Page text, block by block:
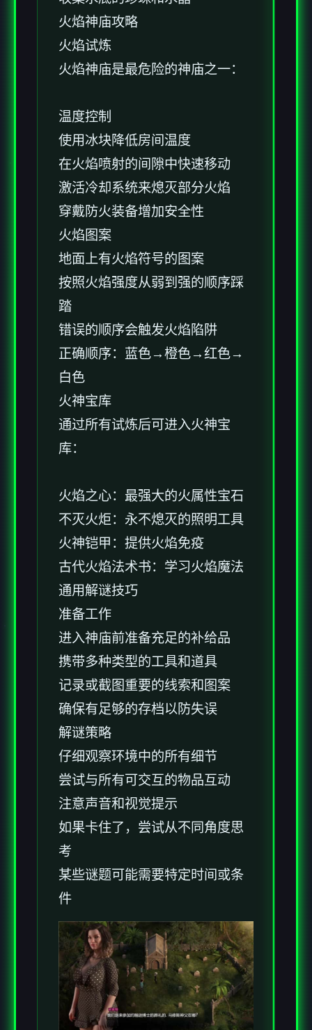
火焰神庙攻略
火焰试炼
火焰神庙是最危险的神庙之一：
温度控制
使用冰块降低房间温度
在火焰喷射的间隙中快速移动
激活冷却系统来熄灭部分火焰
穿戴防火装备增加安全性
火焰图案
地面上有火焰符号的图案
按照火焰强度从弱到强的顺序踩
踏
错误的顺序会触发火焰陷阱
正确顺序：蓝色→橙色→红色→
白色
火神宝库
通过所有试炼后可进入火神宝
库：
火焰之心：最强大的火属性宝石
不灭火炬：永不熄灭的照明工具
火神铠甲：提供火焰免疫
古代火焰法术书：学习火焰魔法
通用解谜技巧
准备工作
进入神庙前准备充足的补给品
携带多种类型的工具和道具
记录或截图重要的线索和图案
确保有足够的存档以防失误
解谜策略
仔细观察环境中的所有细节
尝试与所有可交互的物品互动
注意声音和视觉提示
如果卡住了，尝试从不同角度思
考
某些谜题可能需要特定时间或条
件